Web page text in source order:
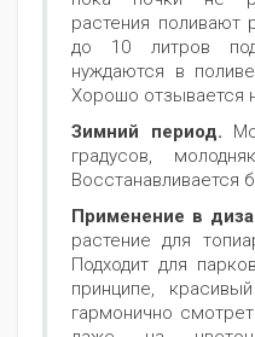
растения поливают
до 10 литров
нуждаются в
Хорошо отзывается
Зимний период.
градусов,
Восстанавливается
Применение в
растение для
Подходит для
принципе,
гармонично